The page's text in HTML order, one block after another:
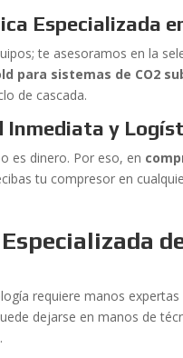
Especializada
te asesoramos en la
para sistemas de CO2
de cascada.
Inmediata y
es dinero. Por eso, en
tu compresor en
requiere manos
dejarse en manos de